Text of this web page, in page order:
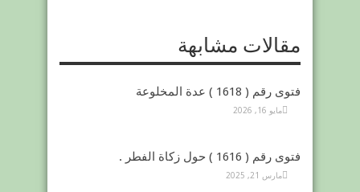
مقالات مشابهة
فتوى رقم ( 1618 ) عدة المخلوعة
مايو 16, 2026
فتوى رقم ( 1616 ) حول زكاة الفطر .
مارس 21, 2025